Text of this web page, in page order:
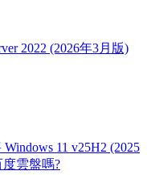
2022 (2026年3月版)
Windows 11 v25H2 (2025
雲盤嗎?